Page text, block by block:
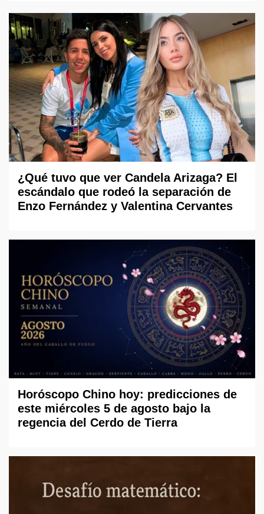
¿Qué tuvo que ver Candela Arizaga? El
escándalo que rodeó la separación de
Enzo Fernández y Valentina Cervantes
Horóscopo Chino hoy: predicciones de
este miércoles 5 de agosto bajo la
regencia del Cerdo de Tierra